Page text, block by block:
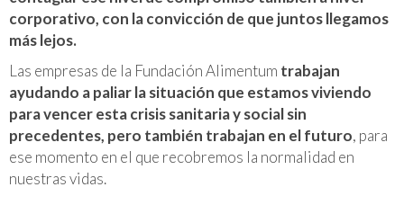
corporativo, con la convicción de que juntos llegamos
más lejos.
Las empresas de la Fundación Alimentum trabajan
ayudando a paliar la situación que estamos viviendo
para vencer esta crisis sanitaria y social sin
precedentes, pero también trabajan en el futuro, para
ese momento en el que recobremos la normalidad en
nuestras vidas.